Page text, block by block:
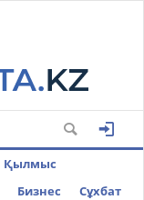
Қылмыс
Бизнес
Cұхбат